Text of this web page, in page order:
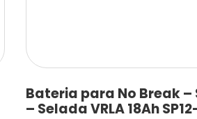
Bateria para No Break –
– Selada VRLA 18Ah